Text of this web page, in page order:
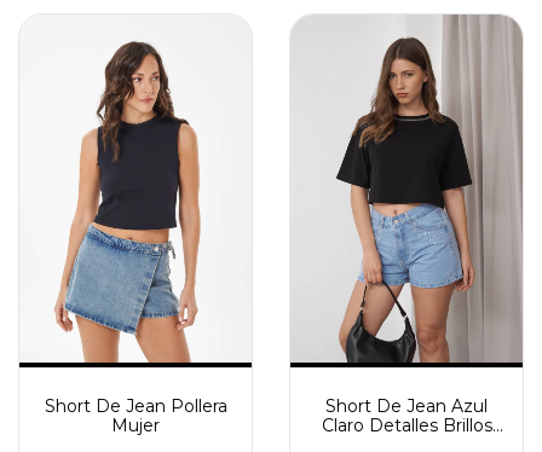
Short De Jean Pollera
Mujer
Short De Jean Azul
Claro Detalles Brillos